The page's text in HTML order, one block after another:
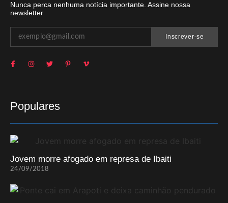
Nunca perca nenhuma notícia importante. Assine nossa
newsletter
Inscrever-se
Populares
Jovem morre afogado em represa de Ibaiti
24/09/2018